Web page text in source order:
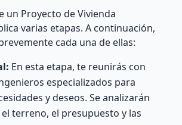
un Proyecto de Vivienda
varias etapas. A continuación,
cada una de ellas:
En esta etapa, te reunirás con
especializados para
y deseos. Se analizarán
terreno, el presupuesto y las